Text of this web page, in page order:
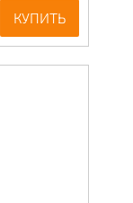
КУПИТЬ